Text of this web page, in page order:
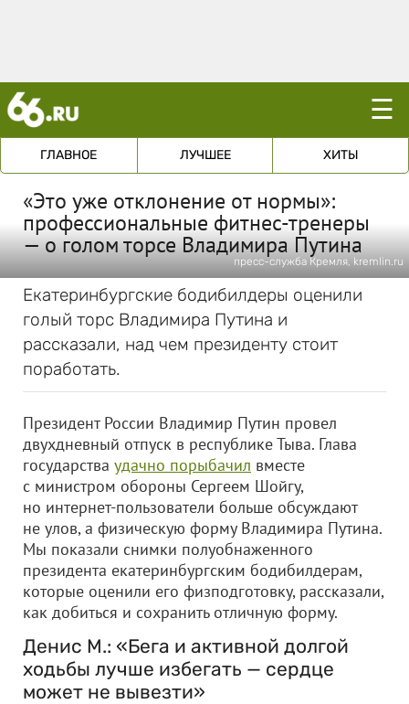
☰
ГЛАВНОЕ ЛУЧШЕЕ ХИТЫ
«Это уже отклонение от нормы»:
профессиональные фитнес-тренеры
— о голом торсе Владимира Путина
пресс-служба Кремля, kremlin.ru
Екатеринбургские бодибилдеры оценили
голый торс Владимира Путина и
рассказали, над чем президенту стоит
поработать.
Президент России Владимир Путин провел
двухдневный отпуск в республике Тыва. Глава
государства удачно порыбачил вместе
с министром обороны Сергеем Шойгу,
но интернет-пользователи больше обсуждают
не улов, а физическую форму Владимира Путина.
Мы показали снимки полуобнаженного
президента екатеринбургским бодибилдерам,
которые оценили его физподготовку, рассказали,
как добиться и сохранить отличную форму.
Денис М.: «Бега и активной долгой
ходьбы лучше избегать — сердце
может не вывезти»